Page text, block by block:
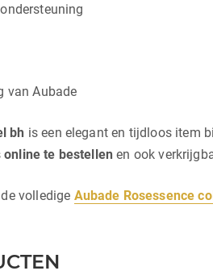
van Aubade
bh is een elegant en tijdloos item
online te bestellen en ook
volledige Aubade Rosessence